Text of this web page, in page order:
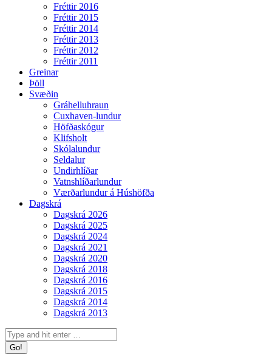
Fréttir 2016
Fréttir 2015
Fréttir 2014
Fréttir 2013
Fréttir 2012
Fréttir 2011
Greinar
Þöll
Svæðin
Gráhelluhraun
Cuxhaven-lundur
Höfðaskógur
Klifsholt
Skólalundur
Seldalur
Undirhlíðar
Vatnshlíðarlundur
Værðarlundur á Húshöfða
Dagskrá
Dagskrá 2026
Dagskrá 2025
Dagskrá 2024
Dagskrá 2021
Dagskrá 2020
Dagskrá 2018
Dagskrá 2016
Dagskrá 2015
Dagskrá 2014
Dagskrá 2013
Search: